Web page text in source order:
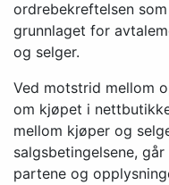
ordrebekreftelsen
grunnlaget for
og selger.
Ved motstrid mellom
om kjøpet i
mellom kjøper og
salgsbetingelsene,
partene og